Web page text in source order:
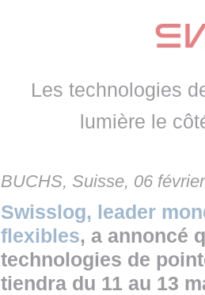
•
👉
Les technologies
lumière le
BUCHS, Suisse, 06
Swisslog, leader
flexibles, a annoncé
technologies de
tiendra du 11 au 13